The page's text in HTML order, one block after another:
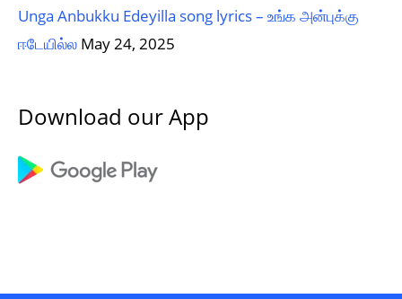
Unga Anbukku Edeyilla song lyrics – உங்க அன்புக்கு
ஈடேயில்ல May 24, 2025
Download our App